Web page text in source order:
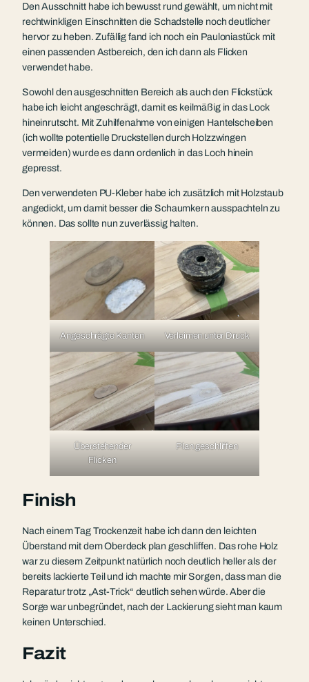
Den Ausschnitt habe ich bewusst rund gewählt, um nicht mit
rechtwinkligen Einschnitten die Schadstelle noch deutlicher
hervor zu heben. Zufällig fand ich noch ein Pauloniastück mit
einen passenden Astbereich, den ich dann als Flicken
verwendet habe.
Sowohl den ausgeschnitten Bereich als auch den Flickstück
habe ich leicht angeschrägt, damit es keilmäßig in das Lock
hineinrutscht. Mit Zuhilfenahme von einigen Hantelscheiben
(ich wollte potentielle Druckstellen durch Holzzwingen
vermeiden) wurde es dann ordenlich in das Loch hinein
gepresst.
Den verwendeten PU-Kleber habe ich zusätzlich mit Holzstaub
angedickt, um damit besser die Schaumkern ausspachteln zu
können. Das sollte nun zuverlässig halten.
Angeschrägte Kanten Verleimen unter Druck
Überstehender
Flicken
Plan geschliffen
Finish
Nach einem Tag Trockenzeit habe ich dann den leichten
Überstand mit dem Oberdeck plan geschliffen. Das rohe Holz
war zu diesem Zeitpunkt natürlich noch deutlich heller als der
bereits lackierte Teil und ich machte mir Sorgen, dass man die
Reparatur trotz „Ast-Trick“ deutlich sehen würde. Aber die
Sorge war unbegründet, nach der Lackierung sieht man kaum
keinen Unterschied.
Fazit